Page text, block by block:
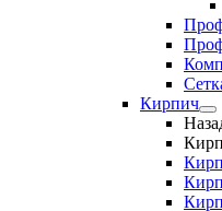
Кирпич